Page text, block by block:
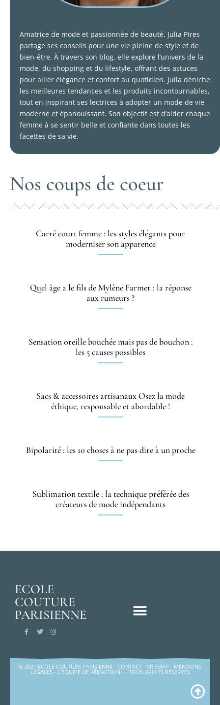
Amatrice de mode et passionnée de beauté, Julia Pires
partage ses conseils pour une vie pleine de style et de
bien-être. À travers son blog, elle explore l’univers de la
mode, du shopping et du lifestyle, offrant des astuces
pour allier élégance et confort au quotidien. Julia déniche
les meilleures tendances et les produits incontournables,
tout en inspirant ses lectrices à adopter un mode de vie
moderne et épanouissant. Son objectif est d’aider chaque
femme à se sentir belle et confiante dans toutes les
facettes de sa vie.
Nos coups de coeur
Carré court femme : les styles élégants pour
moderniser son apparence
Quel âge a le fils de Mylène Farmer : la réponse
aux rumeurs ?
Sensation oreille bouchée mais pas de bouchon :
les 5 causes possibles
Sacs & accessoires artisanaux Osez la mode
éthique, responsable et abordable !
Bipolarité : les 10 choses à ne pas dire à un proche
Sublimation textile : la technique préférée des
créateurs de mode indépendants
ECOLE
COUTURE
PARISIENNE
© 2021 ECOLE COUTURE PARISIENNE - CONTACT - SITEMAP - MENTIONS
LÉGALES- L'ÉQUIPE DE RÉDACTION- - TOUS DROITS RÉSERVÉS